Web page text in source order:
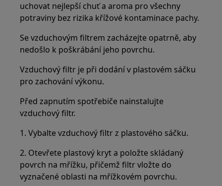
uchovat nejlepší chuť a aroma pro všechny
potraviny bez rizika křížové kontaminace pachy.
Se vzduchovým filtrem zacházejte opatrně, aby
nedošlo k poškrábání jeho povrchu.
Vzduchový filtr je při dodání v plastovém sáčku
pro zachování výkonu.
Před zapnutím spotřebiče nainstalujte
vzduchový filtr.
1. Vybalte vzduchový filtr z plastového sáčku.
2. Otevřete plastový kryt a položte skládaný
povrch na mřížku, přičemž filtr vložte do
vyznačené oblasti na mřížkovém povrchu.